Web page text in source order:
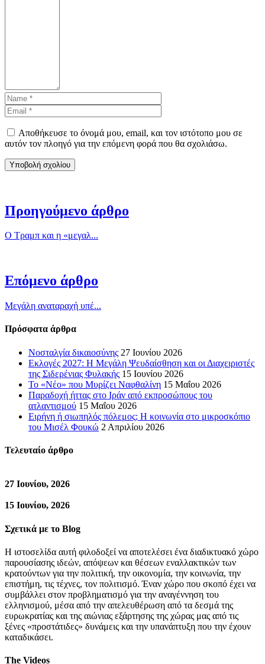
Αποθήκευσε το όνομά μου, email, και τον ιστότοπο μου σε
αυτόν τον πλοηγό για την επόμενη φορά που θα σχολιάσω.
Προηγούμενο άρθρο
Ο Τραμπ και η «μεγαλ...
Επόμενο άρθρο
Μεγάλη αναταραχή υπέ...
Πρόσφατα άρθρα
Νοσταλγία δικαιοσύνης 27 Ιουνίου 2026
Εκλογές 2027: Η Μεγάλη Ψευδαίσθηση και οι Διαχειριστές
της Σιδερένιας Φυλακής 15 Ιουνίου 2026
Το «Νέο» που Μυρίζει Ναφθαλίνη 15 Μαΐου 2026
Παραδοχή ήττας στο Ιράν από εκπροσώπους του
ατλαντισμού 15 Μαΐου 2026
Ειρήνη ή σιωπηλός πόλεμος; Η κοινωνία στο μικροσκόπιο
του Μισέλ Φουκώ 2 Απριλίου 2026
Τελευταίο άρθρο
27 Ιουνίου, 2026
15 Ιουνίου, 2026
Σχετικά με το Blog
Η ιστοσελίδα αυτή φιλοδοξεί να αποτελέσει ένα διαδικτυακό χώρο
παρουσίασης ιδεών, απόψεων και θέσεων εναλλακτικών των
κρατούντων για την πολιτική, την οικονομία, την κοινωνία, την
επιστήμη, τις τέχνες, τον πολιτισμό. Έναν χώρο που σκοπό έχει να
συμβάλλει στον προβληματισμό για την αναγέννηση του
ελληνισμού, μέσα από την απελευθέρωση από τα δεσμά της
ευρωκρατίας και της αιώνιας εξάρτησης της χώρας μας από τις
ξένες «προστάτιδες» δυνάμεις και την υπανάπτυξη που την έχουν
καταδικάσει.
The Videos